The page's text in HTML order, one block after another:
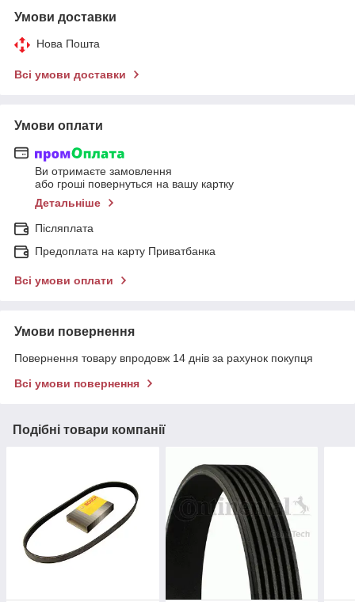
Умови доставки
Нова Пошта
Всі умови доставки
Умови оплати
Ви отримаєте замовлення
або гроші повернуться на вашу картку
Детальніше
Післяплата
Предоплата на карту Приватбанка
Всі умови оплати
Умови повернення
Повернення товару впродовж 14 днів за рахунок покупця
Всі умови повернення
Подібні товари компанії